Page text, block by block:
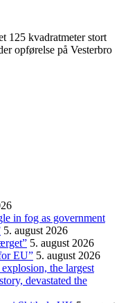
125 kvadratmeter stort
opførelse på Vesterbro
in fog as government
5. august 2026
5. august 2026
EU” 5. august 2026
the largest
devastated the